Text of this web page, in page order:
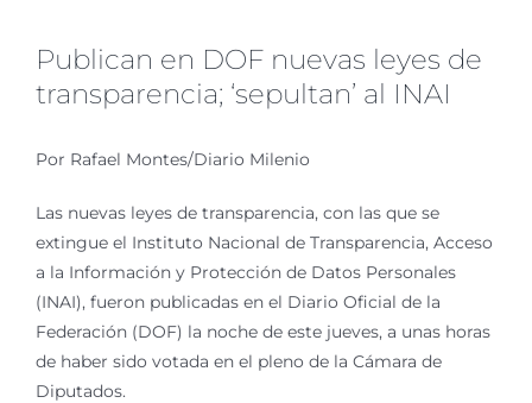
Publican en DOF nuevas leyes de
transparencia; ‘sepultan’ al INAI
Por Rafael Montes/Diario Milenio
Las nuevas leyes de transparencia, con las que se
extingue el Instituto Nacional de Transparencia, Acceso
a la Información y Protección de Datos Personales
(INAI), fueron publicadas en el Diario Oficial de la
Federación (DOF) la noche de este jueves, a unas horas
de haber sido votada en el pleno de la Cámara de
Diputados.